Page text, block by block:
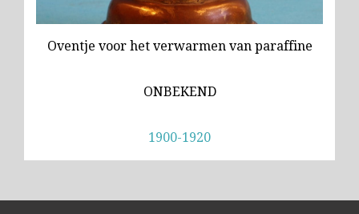
Oventje voor het verwarmen van paraffine
ONBEKEND
1900-1920